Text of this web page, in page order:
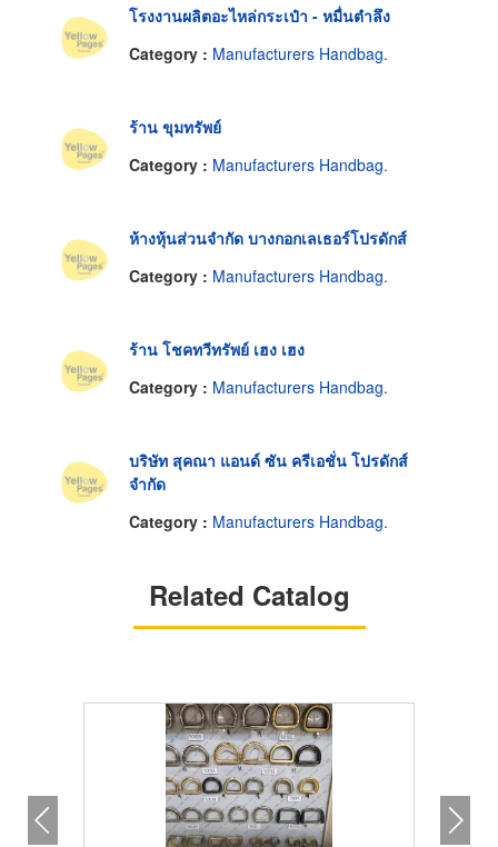
โรงงานผลิตอะไหล่กระเป๋า - หมื่นตำลึง
Category : Manufacturers Handbag.
ร้าน ขุมทรัพย์
Category : Manufacturers Handbag.
ห้างหุ้นส่วนจำกัด บางกอกเลเธอร์โปรดักส์
Category : Manufacturers Handbag.
ร้าน โชคทวีทรัพย์ เฮง เฮง
Category : Manufacturers Handbag.
บริษัท สุคณา แอนด์ ซัน ครีเอชั่น โปรดักส์
จำกัด
Category : Manufacturers Handbag.
Related Catalog